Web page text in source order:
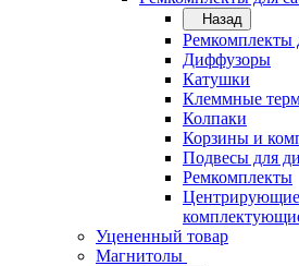
Назад
Ремкомплекты
Диффузоры
Катушки
Клеммные
Колпаки
Корзины и
Подвесы для
Ремкомплекты
Уцененный товар
Магнитолы